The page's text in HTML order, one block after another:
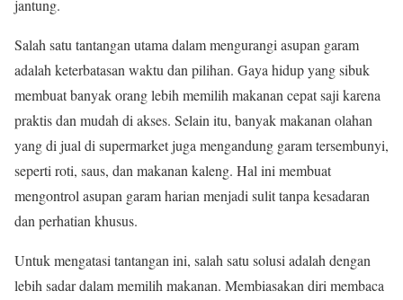
jantung.
Salah satu tantangan utama dalam mengurangi asupan garam
adalah keterbatasan waktu dan pilihan. Gaya hidup yang sibuk
membuat banyak orang lebih memilih makanan cepat saji karena
praktis dan mudah di akses. Selain itu, banyak makanan olahan
yang di jual di supermarket juga mengandung garam tersembunyi,
seperti roti, saus, dan makanan kaleng. Hal ini membuat
mengontrol asupan garam harian menjadi sulit tanpa kesadaran
dan perhatian khusus.
Untuk mengatasi tantangan ini, salah satu solusi adalah dengan
lebih sadar dalam memilih makanan. Membiasakan diri membaca